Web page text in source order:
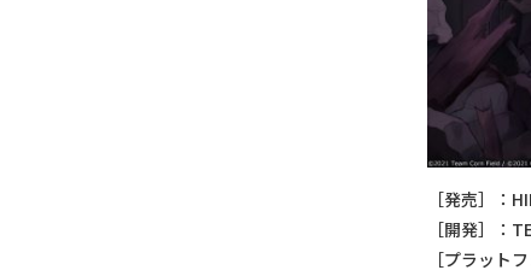
［発売］：
［開発］：
［プラット